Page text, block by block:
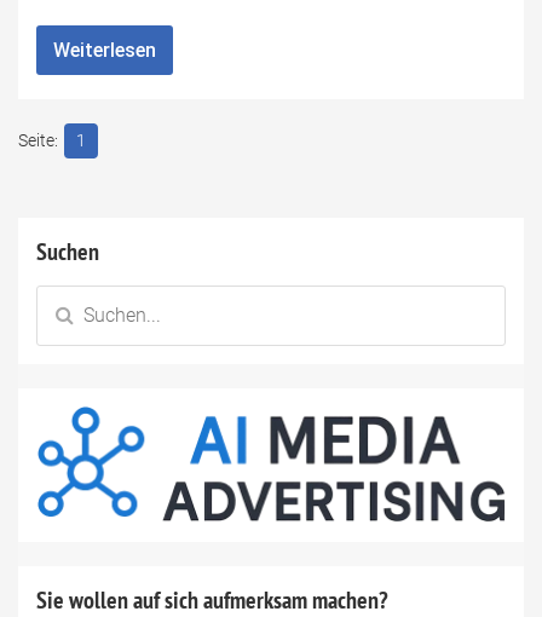
Weiterlesen
1
Suchen
Sie wollen auf sich aufmerksam machen?